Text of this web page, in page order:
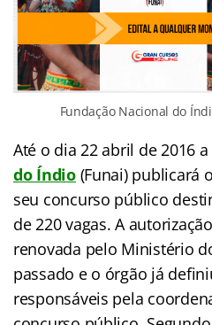
Fundação Nacional do
Até o dia 22 abril de 2016 a
do Índio (Funai) publicará
seu concurso público
de 220 vagas. A
renovada pelo Ministério
passado e o órgão já
responsáveis pela